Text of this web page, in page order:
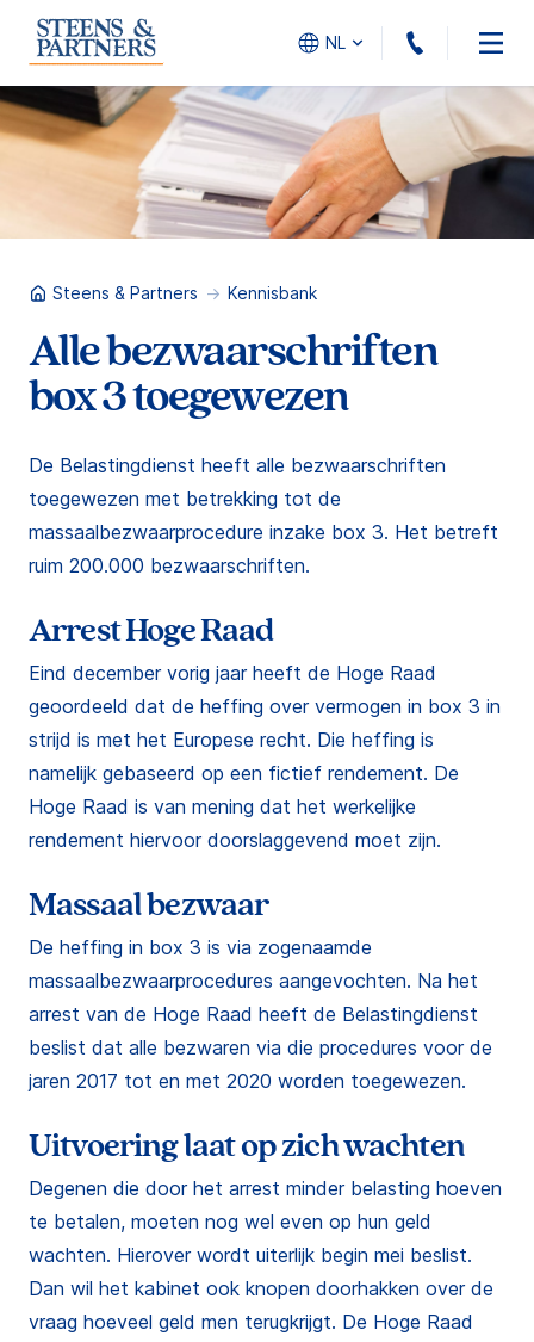
NL 010 -
Steens & Partners Kennisbank
Alle bezwaarschriften
box 3 toegewezen
De Belastingdienst heeft alle bezwaarschriften
toegewezen met betrekking tot de
massaalbezwaarprocedure inzake box 3. Het betreft
ruim 200.000 bezwaarschriften.
Arrest Hoge Raad
Eind december vorig jaar heeft de Hoge Raad
geoordeeld dat de heffing over vermogen in box 3 in
strijd is met het Europese recht. Die heffing is
namelijk gebaseerd op een fictief rendement. De
Hoge Raad is van mening dat het werkelijke
rendement hiervoor doorslaggevend moet zijn.
Massaal bezwaar
De heffing in box 3 is via zogenaamde
massaalbezwaarprocedures aangevochten. Na het
arrest van de Hoge Raad heeft de Belastingdienst
beslist dat alle bezwaren via die procedures voor de
jaren 2017 tot en met 2020 worden toegewezen.
Uitvoering laat op zich wachten
Degenen die door het arrest minder belasting hoeven
te betalen, moeten nog wel even op hun geld
wachten. Hierover wordt uiterlijk begin mei beslist.
Dan wil het kabinet ook knopen doorhakken over de
vraag hoeveel geld men terugkrijgt. De Hoge Raad